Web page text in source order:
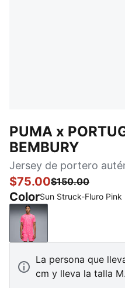
PUMA x
BEMBURY
Jersey de portero
$75.00$150.00
ColorSun Struck-Fluro Pink
Sun Struck-Fluro Pink
La persona que
cm y lleva la talla M.